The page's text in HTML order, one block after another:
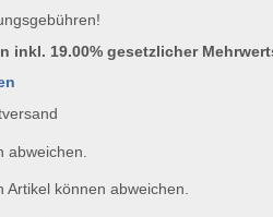
inkl. 19.00% gesetzlicher
abweichen.
Artikel können abweichen.